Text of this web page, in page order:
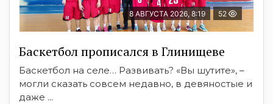
8 АВГУСТА 2026, 8:19 52
Баскетбол прописался в Глинищеве
Баскетбол на селе… Развивать? «Вы шутите», –
могли сказать совсем недавно, в девяностые и
даже ...